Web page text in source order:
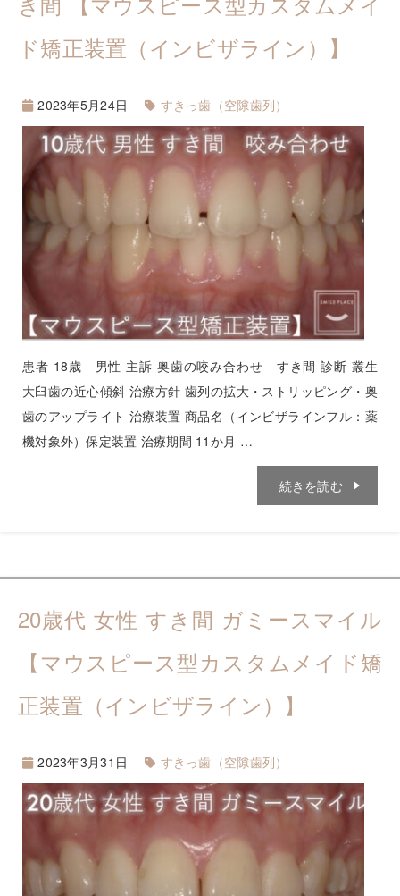
ド矯正装置（インビザライン）】
2023年5月24日 すきっ歯（空隙歯列）
患者 18歳 男性 主訴 奥歯の咬み合わせ すき間 診断 叢生
大臼歯の近心傾斜 治療方針 歯列の拡大・ストリッピング・奥
歯のアップライト 治療装置 商品名（インビザラインフル：薬
機対象外）保定装置 治療期間 11か月 …
続きを読む
20歳代 女性 すき間 ガミースマイル
【マウスピース型カスタムメイド矯
正装置（インビザライン）】
2023年3月31日 すきっ歯（空隙歯列）